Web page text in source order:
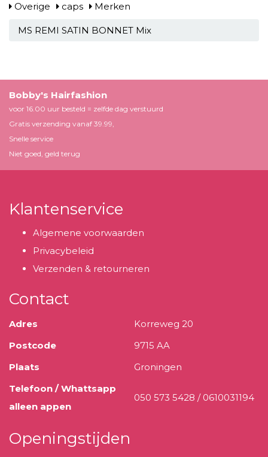
Overige
caps Merken
MS REMI SATIN BONNET Mix
Bobby's Hairfashion
voor 16.00 uur besteld = zelfde dag verstuurd
Gratis verzending vanaf 39.99,
Snelle service
Niet goed, geld terug
Klantenservice
Algemene voorwaarden
Privacybeleid
Verzenden & retourneren
Contact
Adres
Korreweg 20
Postcode
9715 AA
Plaats
Groningen
Telefoon / Whattsapp
alleen appen
050 573 5428 / 0610031194
Openingstijden